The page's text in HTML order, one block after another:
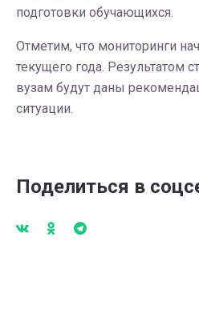
подготовки обучающихся.
Отметим, что мониторинги
текущего года. Результатом
вузам будут даны
ситуации.
Поделиться в